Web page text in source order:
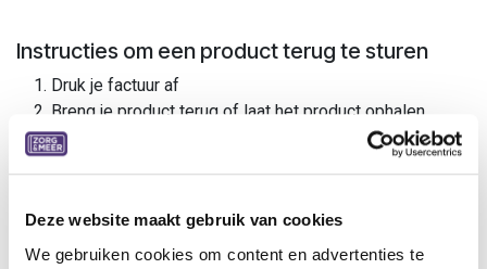
Deze website maakt gebruik van cookies
We gebruiken cookies om content en advertenties te
Instructies om een product terug te sturen
Druk je factuur af
Breng je product terug of laat het product ophalen
demopunt of
? Dan is de retour gratis!
het product te laten ophalen. Opgelet, hier komt